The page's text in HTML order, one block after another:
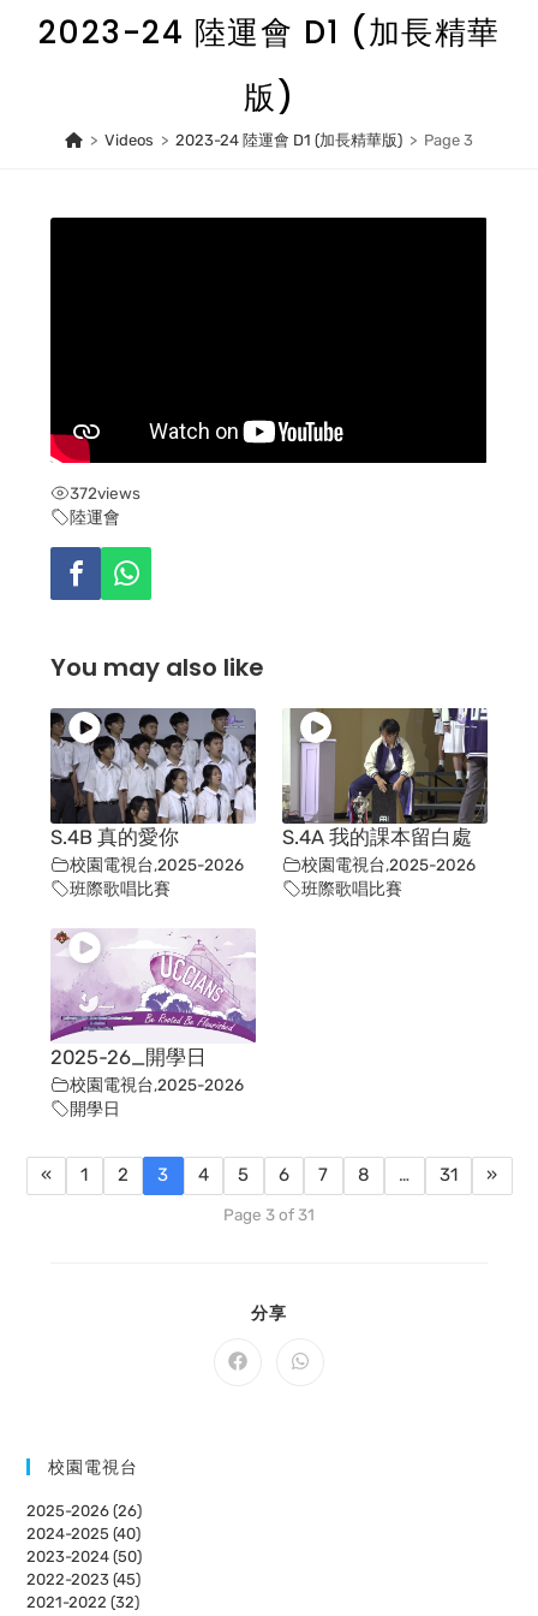
2023-24 陸運會 D1 (加長精華
版)
> Videos > 2023-24 陸運會 D1 (加長精華版) > Page 3
372views
陸運會
You may also like
S.4B 真的愛你
校園電視台,2025-2026
班際歌唱比賽
S.4A 我的課本留白處
校園電視台,2025-2026
班際歌唱比賽
2025-26_開學日
校園電視台,2025-2026
開學日
« 1 2 3 4 5 6 7 8 … 31 »
Page 3 of 31
分享
CONTENT
Opens
Opens
校園電視台
2025-2026 (26)
2024-2025 (40)
2023-2024 (50)
2022-2023 (45)
2021-2022 (32)